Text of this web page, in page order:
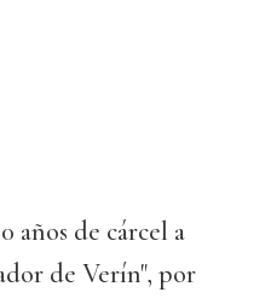
años de cárcel a
de Verín", por